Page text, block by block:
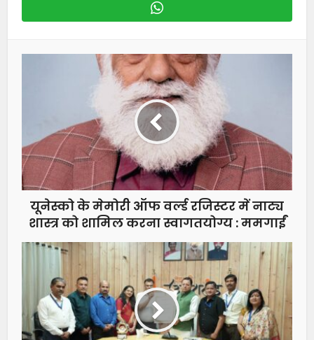
यूनेस्को के मेमोरी ऑफ वर्ल्ड रजिस्टर में नाट्य
शास्त्र को शामिल करना स्वागतयोग्य : ममगाईं